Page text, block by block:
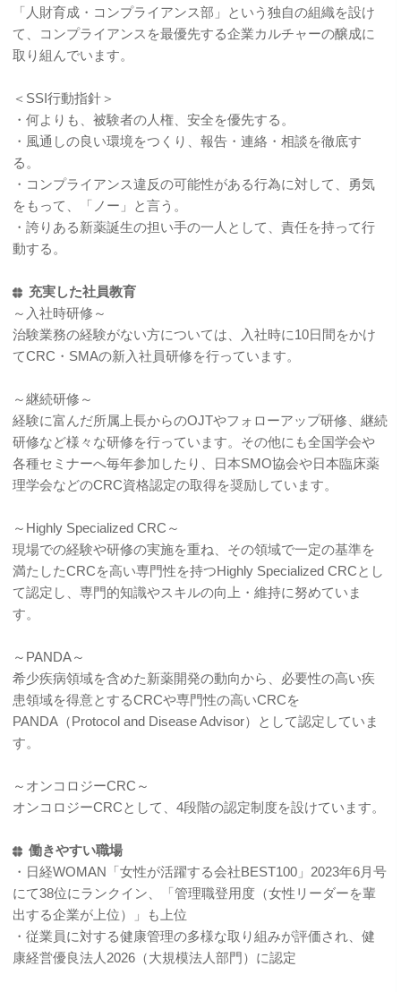
「人財育成・コンプライアンス部」という独自の組織を設け
て、コンプライアンスを最優先する企業カルチャーの醸成に
取り組んでいます。
＜SSI行動指針＞
・何よりも、被験者の人権、安全を優先する。
・風通しの良い環境をつくり、報告・連絡・相談を徹底す
る。
・コンプライアンス違反の可能性がある行為に対して、勇気
をもって、「ノー」と言う。
・誇りある新薬誕生の担い手の一人として、責任を持って行
動する。
充実した社員教育
～入社時研修～
治験業務の経験がない方については、入社時に10日間をかけ
てCRC・SMAの新入社員研修を行っています。
～継続研修～
経験に富んだ所属上長からのOJTやフォローアップ研修、継続
研修など様々な研修を行っています。その他にも全国学会や
各種セミナーへ毎年参加したり、日本SMO協会や日本臨床薬
理学会などのCRC資格認定の取得を奨励しています。
～Highly Specialized CRC～
現場での経験や研修の実施を重ね、その領域で一定の基準を
満たしたCRCを高い専門性を持つHighly Specialized CRCとし
て認定し、専門的知識やスキルの向上・維持に努めていま
す。
～PANDA～
希少疾病領域を含めた新薬開発の動向から、必要性の高い疾
患領域を得意とするCRCや専門性の高いCRCを
PANDA（Protocol and Disease Advisor）として認定していま
す。
～オンコロジーCRC～
オンコロジーCRCとして、4段階の認定制度を設けています。
働きやすい職場
・日経WOMAN「女性が活躍する会社BEST100」2023年6月号
にて38位にランクイン、「管理職登用度（女性リーダーを輩
出する企業が上位）」も上位
・従業員に対する健康管理の多様な取り組みが評価され、健
康経営優良法⼈2026（⼤規模法⼈部⾨）に認定